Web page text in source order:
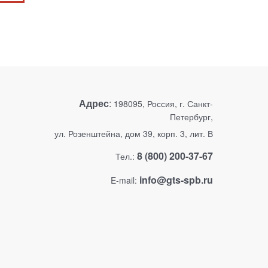
Адрес: 198095, Россия, г. Санкт-
Петербург,
ул. Розенштейна, дом 39, корп. 3, лит. В
Тел.: 8 (800) 200-37-67
E-mail: info@gts-spb.ru